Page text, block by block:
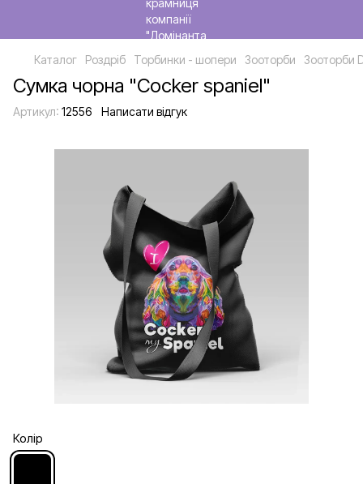
Каталог Роздріб Торбинки - шопери Зооторби Зооторби
Сумка чорна "Сocker spaniel"
Артикул: 12556 Написати відгук
Колір